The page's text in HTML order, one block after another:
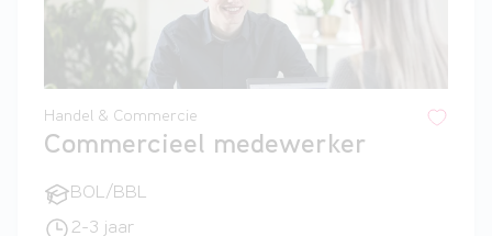
Handel & Commercie
Commercieel medewerker
BOL/BBL
2-3 jaar